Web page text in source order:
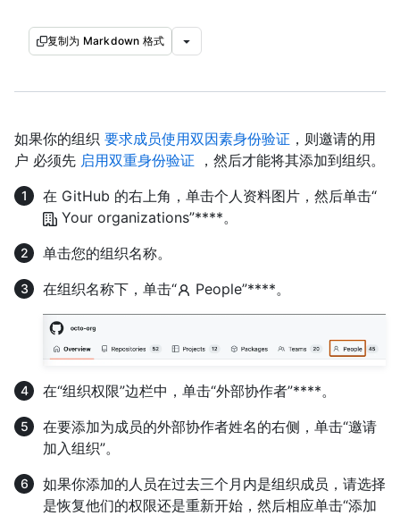
复制为 Markdown 格式
如果你的组织 要求成员使用双因素身份验证 ，则邀请的用
户 必须先 启用双重身份验证 ，然后才能将其添加到组织。
在 GitHub 的右上角，单击个人资料图片，然后单击“
Your organizations”****。
单击您的组织名称。
在组织名称下，单击“
People”****。
在“组织权限”边栏中，单击“外部协作者”****。
在要添加为成员的外部协作者姓名的右侧，单击“邀请
加入组织”。
如果你添加的人员在过去三个月内是组织成员，请选择
是恢复他们的权限还是重新开始，然后相应单击“添加